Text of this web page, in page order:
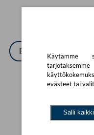
Yhtään tuotetta ei
Käytämme
evästeet tai
Salli kaikki